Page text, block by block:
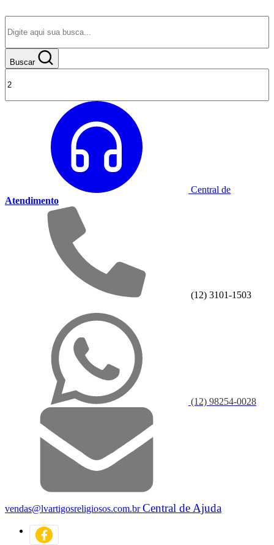
Buscar
Central de
Atendimento
(12) 3101-1503
(12) 98254-0028
vendas@lvartigosreligiosos.com.brCentral de Ajuda